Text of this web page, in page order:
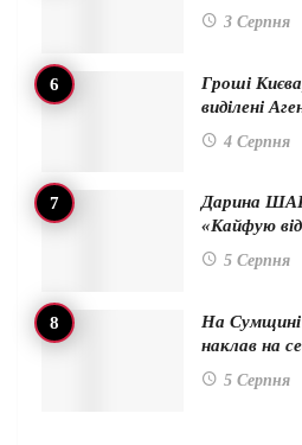
3 Серпня
Гроші
виділені
4 Серпня
Дарина
«Кайфую
5 Серпня
На Сумщині
наклав на
5 Серпня